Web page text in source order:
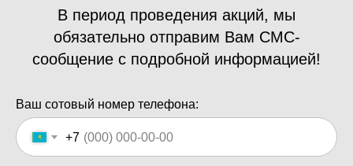
В период проведения акций, мы
обязательно отправим Вам СМС-
сообщение с подробной информацией!
Ваш сотовый номер телефона:
+7